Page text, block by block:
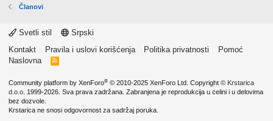
Članovi
Svetli stil
Srpski
Kontakt
Pravila i uslovi korišćenja Politika privatnosti
Pomoć
Naslovna
R
Community platform by XenForo® © 2010-2025 XenForo Ltd. Copyright © Krstarica
d.o.o. 1999-2026. Sva prava zadržana. Zabranjena je reprodukcija u celini i u delovima
bez dozvole.
Krstarica ne snosi odgovornost za sadržaj poruka.